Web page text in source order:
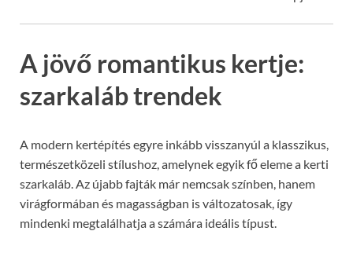
A jövő romantikus kertje:
szarkaláb trendek
A modern kertépítés egyre inkább visszanyúl a klasszikus,
természetközeli stílushoz, amelynek egyik fő eleme a kerti
szarkaláb. Az újabb fajták már nemcsak színben, hanem
virágformában és magasságban is változatosak, így
mindenki megtalálhatja a számára ideális típust.